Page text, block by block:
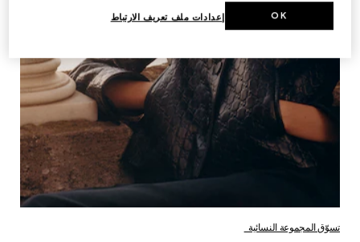
تسوّق المجموعة النسائية
إعدادات ملف تعريف الارتباط OK